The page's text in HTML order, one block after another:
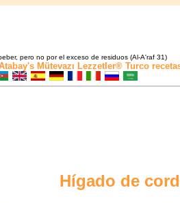
pero no por el exceso de residuos (Al-A'raf 31)
Mütevazı Lezzetler® Turco
Hígado de